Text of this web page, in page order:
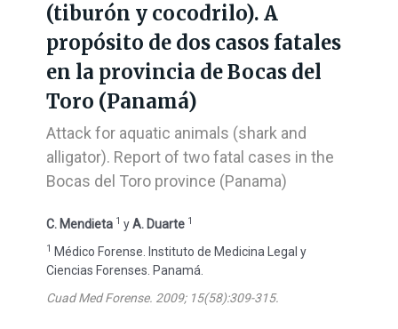
(tiburón y cocodrilo). A
propósito de dos casos fatales
en la provincia de Bocas del
Toro (Panamá)
Attack for aquatic animals (shark and
alligator). Report of two fatal cases in the
Bocas del Toro province (Panama)
C. Mendieta 1 yA. Duarte 1
1 Médico Forense. Instituto de Medicina Legal y
Ciencias Forenses. Panamá.
Cuad Med Forense. 2009; 15(58):309-315.